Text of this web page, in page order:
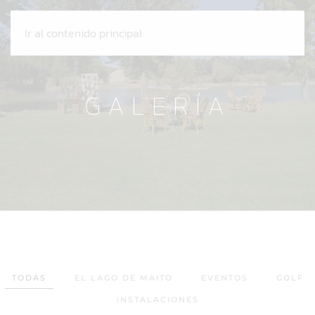
Ir al contenido principal
GALERÍA
TODAS EL LAGO DE MAITO EVENTOS GOLF
INSTALACIONES